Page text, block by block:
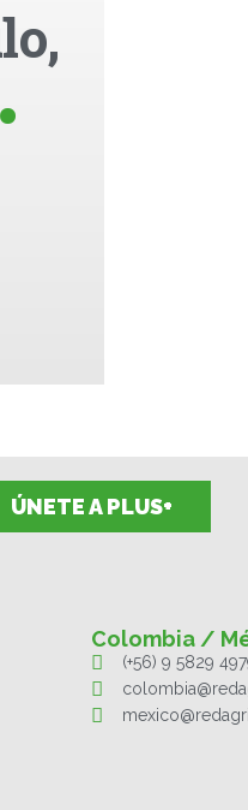
ÚNETE A PLUS+
Colombia /
(+56) 9 5829